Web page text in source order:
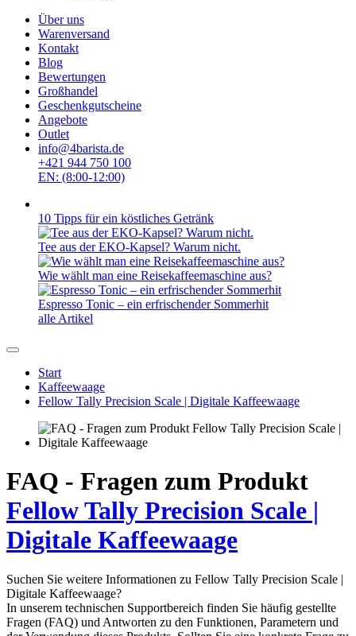
Über uns
Warenversand
Kontakt
Blog
Bewertungen
Großhandel
Geschenkgutscheine
Angebote
Outlet
info@4barista.de
+421 944 750 100
EN: (8:00-12:00)
10 Tipps für ein köstliches Getränk
Tee aus der EKO-Kapsel? Warum nicht.
Wie wählt man eine Reisekaffeemaschine aus?
Espresso Tonic – ein erfrischender Sommerhit
alle Artikel
Start
Kaffeewaage
Fellow Tally Precision Scale | Digitale Kaffeewaage